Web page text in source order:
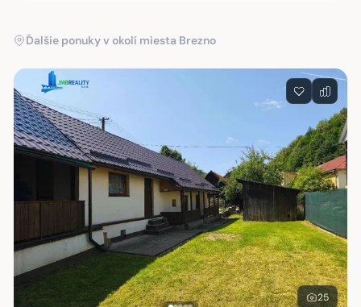
Ďalšie ponuky v okolí miesta Brezno
25